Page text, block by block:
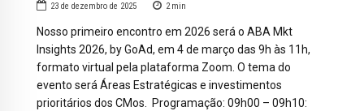
23 de dezembro de 2025 2 min
Nosso primeiro encontro em 2026 será o ABA Mkt
Insights 2026, by GoAd, em 4 de março das 9h às 11h,
formato virtual pela plataforma Zoom. O tema do
evento será Áreas Estratégicas e investimentos
prioritários dos CMos. Programação: 09h00 – 09h10: